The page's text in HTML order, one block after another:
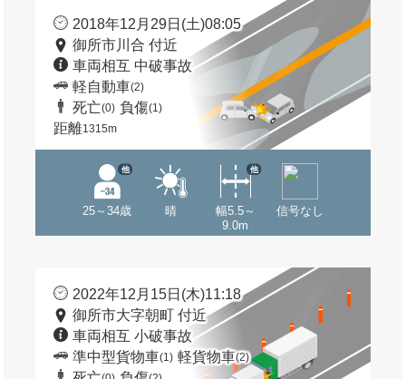
2018年12月29日(土)08:05
御所市川合 付近
車両相互 中破事故
軽自動車(2)
死亡(0) 負傷(1)
距離1315m
25～34歳
他
晴
幅5.5～
9.0m
他
信号なし
2022年12月15日(木)11:18
御所市大字朝町 付近
車両相互 小破事故
準中型貨物車(1) 軽貨物車(2)